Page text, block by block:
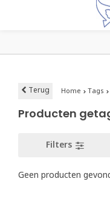
Terug Home Tags
Producten
Filters
Geen producten